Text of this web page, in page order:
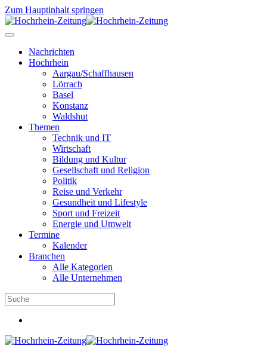
Zum Hauptinhalt springen
Nachrichten
Hochrhein
Aargau/Schaffhausen
Lörrach
Basel
Konstanz
Waldshut
Themen
Technik und IT
Wirtschaft
Bildung und Kultur
Gesellschaft und Religion
Politik
Reise und Verkehr
Gesundheit und Lifestyle
Sport und Freizeit
Energie und Umwelt
Termine
Kalender
Branchen
Alle Kategorien
Alle Unternehmen